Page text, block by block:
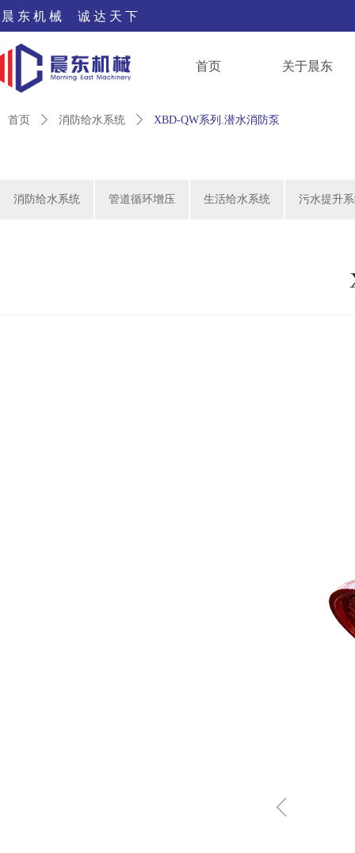
晨 东 机 械 诚 达 天 下
首页 关于晨东
首页 ꄲ 消防给水系统 ꄲ XBD-QW系列.潜水消防泵
消防给水系统 管道循环增压 生活给水系统 污水提升
ꁆ